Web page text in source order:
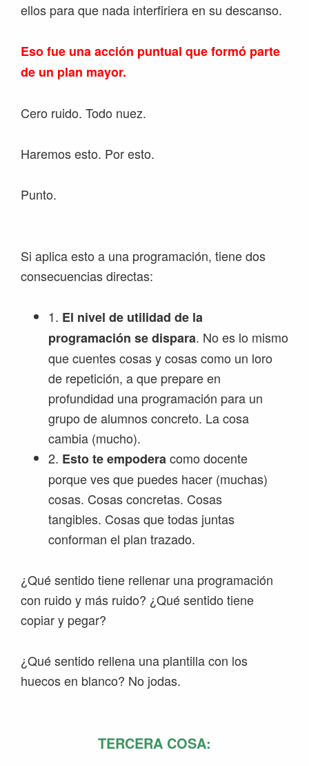
ellos para que nada interfiriera en su descanso.
Eso fue una acción puntual que formó parte
de un plan mayor.
Cero ruido. Todo nuez.
Haremos esto. Por esto.
Punto.
Si aplica esto a una programación, tiene dos
consecuencias directas:
1. El nivel de utilidad de la
programación se dispara. No es lo mismo
que cuentes cosas y cosas como un loro
de repetición, a que prepare en
profundidad una programación para un
grupo de alumnos concreto. La cosa
cambia (mucho).
2. Esto te empoderacomo docente
porque ves que puedes hacer (muchas)
cosas. Cosas concretas. Cosas
tangibles. Cosas que todas juntas
conforman el plan trazado.
¿Qué sentido tiene rellenar una programación
con ruido y más ruido? ¿Qué sentido tiene
copiar y pegar?
¿Qué sentido rellena una plantilla con los
huecos en blanco? No jodas.
TERCERA COSA: